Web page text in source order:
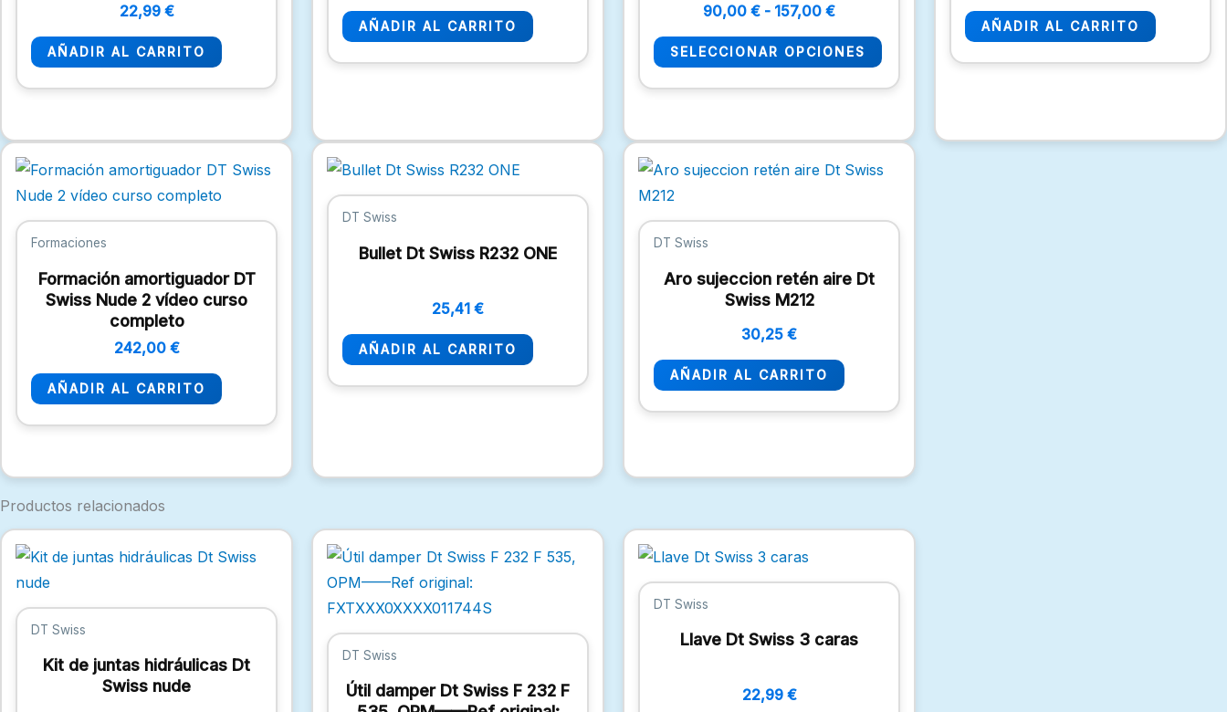
22,99 €
AÑADIR AL CARRITO
AÑADIR AL CARRITO
90,00 € - 157,00 €
SELECCIONAR OPCIONES
elegir
en
página
de
AÑADIR AL CARRITO
Formaciones
Formación amortiguador DT
Swiss Nude 2 vídeo curso
completo
242,00 €
AÑADIR AL CARRITO
DT Swiss
Bullet Dt Swiss R232 ONE
25,41 €
AÑADIR AL CARRITO
DT Swiss
Aro sujeccion retén aire Dt
Swiss M212
30,25 €
AÑADIR AL CARRITO
Productos relacionados
DT Swiss
Kit de juntas hidráulicas Dt
Swiss nude
DT Swiss
Útil damper Dt Swiss F 232 F
DT Swiss
Llave Dt Swiss 3 caras
22,99 €